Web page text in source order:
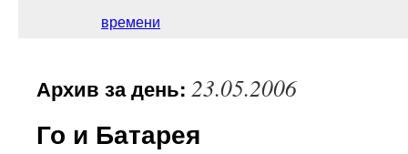
времени
Архив за день: 23.05.2006
Го и Батарея